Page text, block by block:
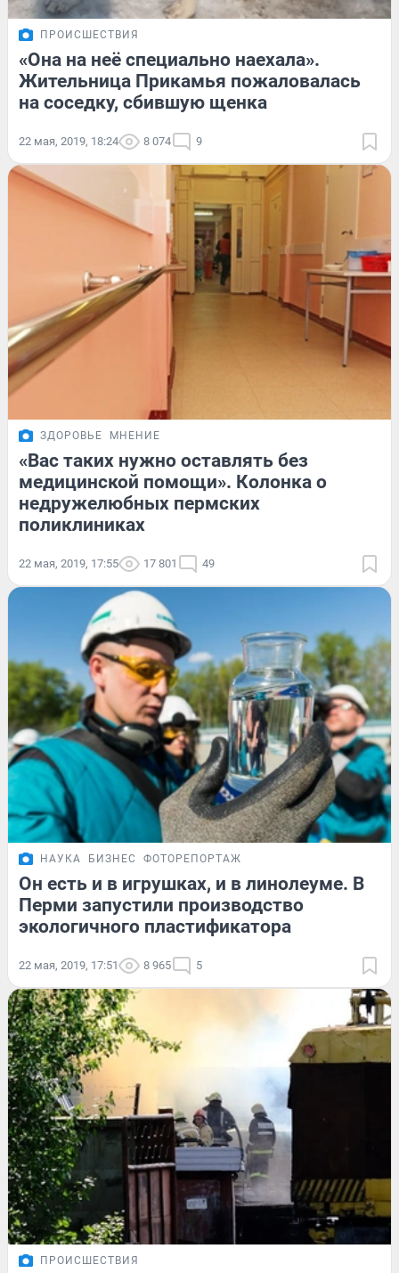
ПРОИСШЕСТВИЯ
«Она на неё специально наехала».
Жительница Прикамья пожаловалась
на соседку, сбившую щенка
22 мая, 2019, 18:24 8 074 9
ЗДОРОВЬЕ МНЕНИЕ
«Вас таких нужно оставлять без
медицинской помощи». Колонка о
недружелюбных пермских
поликлиниках
22 мая, 2019, 17:55 17 801 49
НАУКА БИЗНЕС ФОТОРЕПОРТАЖ
Он есть и в игрушках, и в линолеуме. В
Перми запустили производство
экологичного пластификатора
22 мая, 2019, 17:51 8 965 5
ПРОИСШЕСТВИЯ